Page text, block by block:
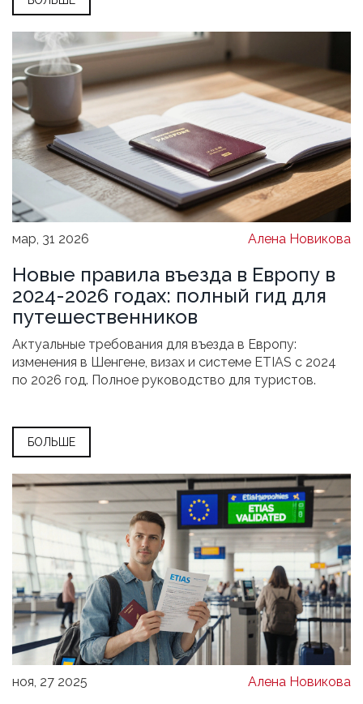
мар, 31 2026 Алена Новикова
Новые правила въезда в Европу в
2024-2026 годах: полный гид для
путешественников
Актуальные требования для въезда в Европу:
изменения в Шенгене, визах и системе ETIAS с 2024
по 2026 год. Полное руководство для туристов.
БОЛЬШЕ
ноя, 27 2025 Алена Новикова